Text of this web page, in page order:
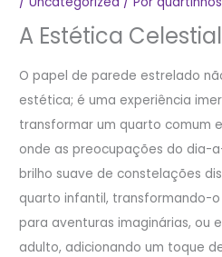
A Estética
O papel de parede estrelado
estética; é uma experiência
transformar um quarto comum
onde as preocupações do dia-
brilho suave de constelações
quarto infantil, transformando-
para aventuras imaginárias, ou
adulto, adicionando um toque